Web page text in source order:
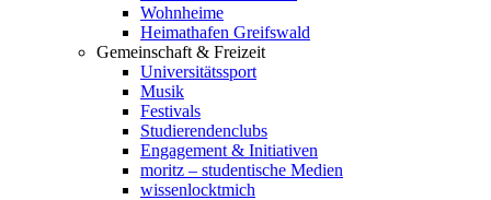
Wohnheime
Heimathafen Greifswald
Gemeinschaft & Freizeit
Universitätssport
Musik
Festivals
Studierendenclubs
Engagement & Initiativen
moritz – studentische Medien
wissenlocktmich